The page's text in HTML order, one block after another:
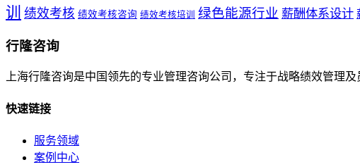
训 绩效考核 绩效考核咨询 绩效考核培训 绿色能源行业 薪酬体系设计
行隆咨询
上海行隆咨询是中国领先的专业管理咨询公司，专注于战略绩效管理
快速链接
服务领域
案例中心